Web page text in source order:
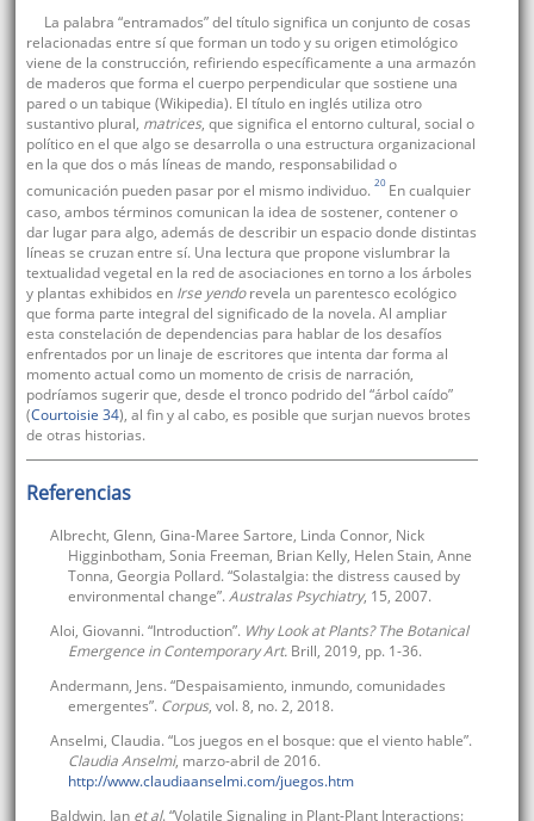
La palabra “entramados” del título significa un conjunto de cosas
relacionadas entre sí que forman un todo y su origen etimológico
viene de la construcción, refiriendo específicamente a una armazón
de maderos que forma el cuerpo perpendicular que sostiene una
pared o un tabique (Wikipedia). El título en inglés utiliza otro
sustantivo plural, matrices, que significa el entorno cultural, social o
político en el que algo se desarrolla o una estructura organizacional
en la que dos o más líneas de mando, responsabilidad o
comunicación pueden pasar por el mismo individuo. 20 En cualquier
caso, ambos términos comunican la idea de sostener, contener o
dar lugar para algo, además de describir un espacio donde distintas
líneas se cruzan entre sí. Una lectura que propone vislumbrar la
textualidad vegetal en la red de asociaciones en torno a los árboles
y plantas exhibidos en Irse yendorevela un parentesco ecológico
que forma parte integral del significado de la novela. Al ampliar
esta constelación de dependencias para hablar de los desafíos
enfrentados por un linaje de escritores que intenta dar forma al
momento actual como un momento de crisis de narración,
podríamos sugerir que, desde el tronco podrido del “árbol caído”
(Courtoisie 34), al fin y al cabo, es posible que surjan nuevos brotes
de otras historias.
Referencias
Albrecht, Glenn, Gina-Maree Sartore, Linda Connor, Nick
Higginbotham, Sonia Freeman, Brian Kelly, Helen Stain, Anne
Tonna, Georgia Pollard. “Solastalgia: the distress caused by
environmental change”. Australas Psychiatry, 15, 2007.
Aloi, Giovanni. “Introduction”. Why Look at Plants? The Botanical
Emergence in Contemporary Art. Brill, 2019, pp. 1-36.
Andermann, Jens. “Despaisamiento, inmundo, comunidades
emergentes”. Corpus, vol. 8, no. 2, 2018.
Anselmi, Claudia. “Los juegos en el bosque: que el viento hable”.
Claudia Anselmi, marzo-abril de 2016.
http://www.claudiaanselmi.com/juegos.htm
Baldwin, Ian et al. “Volatile Signaling in Plant-Plant Interactions: